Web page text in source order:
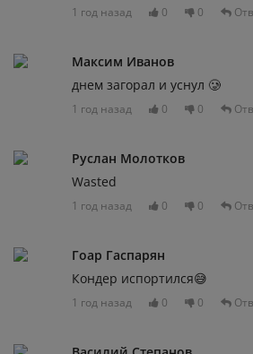
1 год назад 0 0
Максим Иванов
днем загорал и уснул 🥲
1 год назад 0 0
Руслан Молотков
Wasted
1 год назад 0 0
Гоар Гаспарян
Кондер испортился😅
1 год назад 0 0